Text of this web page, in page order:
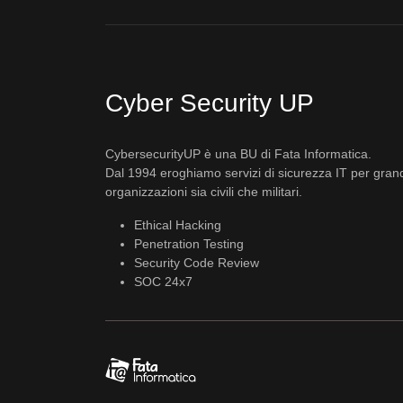
Cyber Security UP
CybersecurityUP è una BU di Fata Informatica.
Dal 1994 eroghiamo servizi di sicurezza IT per
organizzazioni sia civili che militari.
Ethical Hacking
Penetration Testing
Security Code Review
SOC 24x7